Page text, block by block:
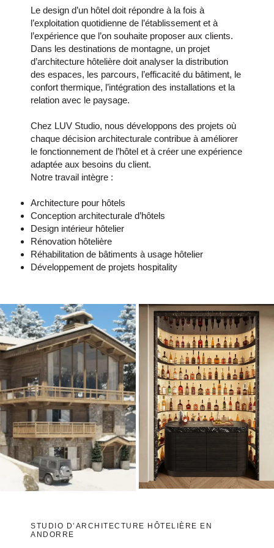
Le design d’un hôtel doit répondre à la fois à
l’exploitation quotidienne de l’établissement et à
l’expérience que l’on souhaite proposer aux clients.
Dans les destinations de montagne, un projet
d’architecture hôtelière doit analyser la distribution
des espaces, les parcours, l’efficacité du bâtiment, le
confort thermique, l’intégration des installations et la
relation avec le paysage.
Chez LUV Studio, nous développons des projets où
chaque décision architecturale contribue à améliorer
le fonctionnement de l’hôtel et à créer une expérience
adaptée aux besoins du client.
Notre travail intègre :
Architecture pour hôtels
Conception architecturale d’hôtels
Design intérieur hôtelier
Rénovation hôtelière
Réhabilitation de bâtiments à usage hôtelier
Développement de projets hospitality
STUDIO D’ARCHITECTURE HÔTELIÈRE EN
ANDORRE